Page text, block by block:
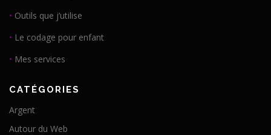
• Outils que j’utilise
• Le codage pour enfant
• Mes services
CATÉGORIES
Argent
Autour du Web